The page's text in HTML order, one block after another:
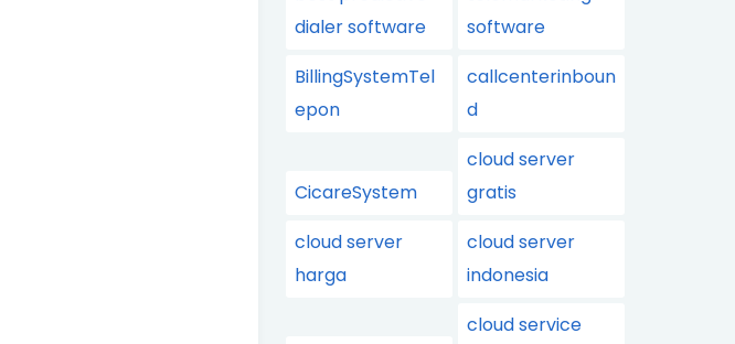
dialer software
software
BillingSystemTel
epon
callcenterinboun
d
CicareSystem
cloud server
gratis
cloud server
harga
cloud server
indonesia
cloud service